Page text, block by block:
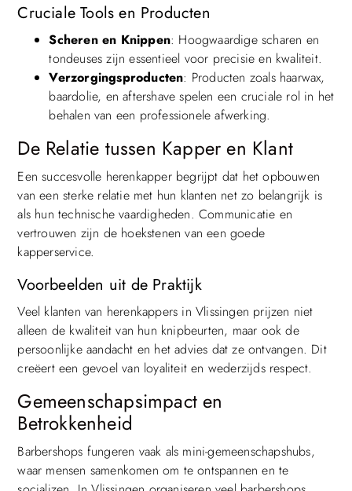
Cruciale Tools en Producten
Scheren en Knippen: Hoogwaardige scharen en
tondeuses zijn essentieel voor precisie en kwaliteit.
Verzorgingsproducten: Producten zoals haarwax,
baardolie, en aftershave spelen een cruciale rol in het
behalen van een professionele afwerking.
De Relatie tussen Kapper en Klant
Een succesvolle herenkapper begrijpt dat het opbouwen
van een sterke relatie met hun klanten net zo belangrijk is
als hun technische vaardigheden. Communicatie en
vertrouwen zijn de hoekstenen van een goede
kapperservice.
Voorbeelden uit de Praktijk
Veel klanten van herenkappers in Vlissingen prijzen niet
alleen de kwaliteit van hun knipbeurten, maar ook de
persoonlijke aandacht en het advies dat ze ontvangen. Dit
creëert een gevoel van loyaliteit en wederzijds respect.
Gemeenschapsimpact en
Betrokkenheid
Barbershops fungeren vaak als mini-gemeenschapshubs,
waar mensen samenkomen om te ontspannen en te